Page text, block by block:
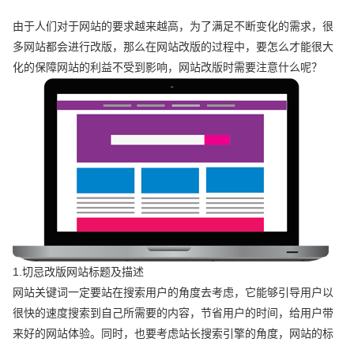
由于人们对于网站的要求越来越高，为了满足不断变化的需求，很
多网站都会进行改版，那么在网站改版的过程中，要怎么才能很大
化的保障网站的利益不受到影响，网站改版时需要注意什么呢？
1.切忌改版网站标题及描述
网站关键词一定要站在搜索用户的角度去考虑，它能够引导用户以
很快的速度搜索到自己所需要的内容，节省用户的时间，给用户带
来好的网站体验。同时，也要考虑站长搜索引擎的角度，网站的标